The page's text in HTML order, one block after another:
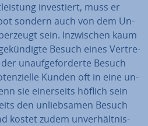
in­ves­tiert, muss er
sondern auch von dem Un­
sein. In­zwi­schen kaum
Besuch eines Ver­tre­
un­auf­ge­for­der­te Besuch
Kunden oft in eine un­
sie ei­ner­seits höflich sein
den un­lieb­sa­men Besuch
kostet zudem un­ver­hält­nis­